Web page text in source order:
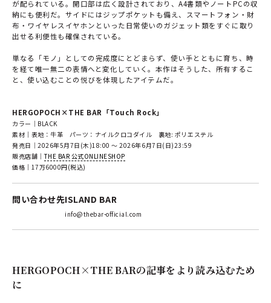
が配られている。開口部は広く設計されており、A4書類やノートPCの収
納にも便利だ。サイドにはジップポケットも備え、スマートフォン・財
布・ワイヤレスイヤホンといった日常使いのガジェット類をすぐに取り
出せる利便性も確保されている。
単なる「モノ」としての完成度にとどまらず、使い手とともに育ち、時
を経て唯一無二の表情へと変化していく。本作はそうした、所有するこ
と、使い込むことの悦びを体現したアイテムだ。
HERGOPOCH×THE BAR「Touch Rock」
カラー｜BLACK
素材｜表地：牛革 パーツ：ナイルクロコダイル 裏地: ポリエステル
発売日｜2026年5月7日(木)18:00 ～ 2026年6月7日(日)23:59
販売店舗｜THE BAR 公式ONLINESHOP
価格｜17万6000円(税込)
問い合わせ先ISLAND BAR
info@thebar-official.com
HERGOPOCH×THE BARの記事をより読み込むため
に